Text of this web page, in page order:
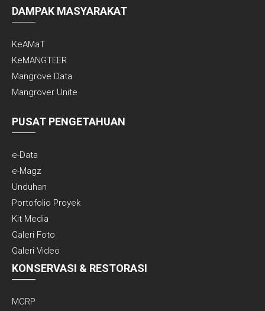
DAMPAK MASYARAKAT
KeAMaT
KeMANGTEER
Mangrove Data
Mangrover Unite
PUSAT PENGETAHUAN
e-Data
e-Magz
Unduhan
Portofolio Proyek
Kit Media
Galeri Foto
Galeri Video
KONSERVASI & RESTORASI
MCRP